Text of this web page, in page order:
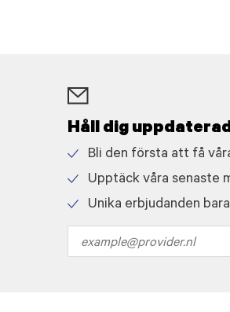
Håll dig
icon
Bli den första att få
icon
Upptäck våra senaste
Unika erbjudanden
address